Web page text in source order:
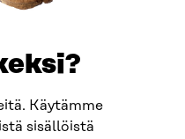
Käytämme
sisällöistä
palveluiden että
markkinoilla
sekä uusien